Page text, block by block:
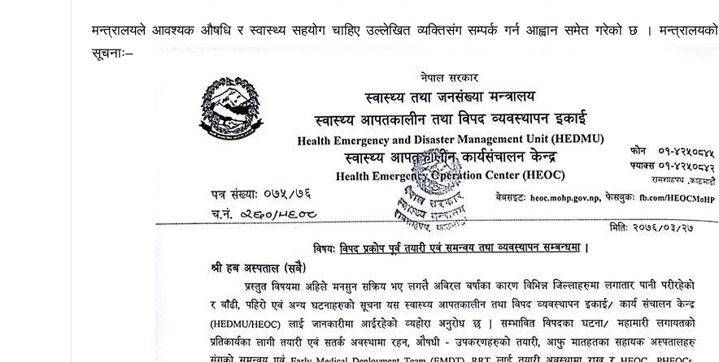
मन्त्रालयले आवश्यक औषधि र स्वास्थ्य सहयोग चाहिए उल्लेखित व्यक्तिसंग सम्पर्क गर्न आह्वान समेत गरेको छ । मन्त्रालयको
सूचनाः–